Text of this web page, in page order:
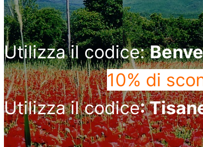
Utilizza il codice:
10% di
Utilizza il codice: